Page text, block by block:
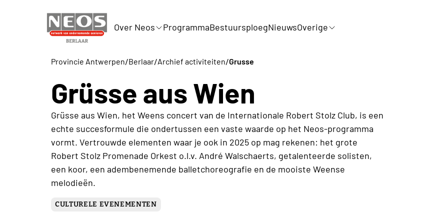
Over Neos ProgrammaBestuursploegNieuwsOverige
Provincie Antwerpen/Berlaar/Archief activiteiten/Grusse
Grüsse aus Wien
Grüsse aus Wien, het Weens concert van de Internationale Robert Stolz Club, is een
echte succesformule die ondertussen een vaste waarde op het Neos-programma
vormt. Vertrouwde elementen waar je ook in 2025 op mag rekenen: het grote
Robert Stolz Promenade Orkest o.l.v. André Walschaerts, getalenteerde solisten,
een koor, een adembenemende balletchoreografie en de mooiste Weense
melodieën.
CULTURELE EVENEMENTEN